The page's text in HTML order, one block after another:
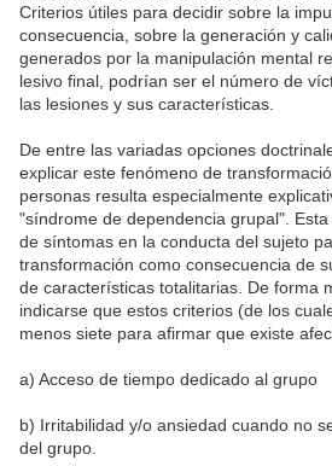
Criterios útiles para decidir sobre la
consecuencia, sobre la generación y
generados por la manipulación mental
lesivo final, podrían ser el número de
las lesiones y sus características.
De entre las variadas opciones
explicar este fenómeno de
personas resulta especialmente
"síndrome de dependencia grupal".
de síntomas en la conducta del sujeto
transformación como consecuencia de
de características totalitarias. De forma
indicarse que estos criterios (de los
menos siete para afirmar que existe
a) Acceso de tiempo dedicado al grupo
b) Irritabilidad y/o ansiedad cuando no
del grupo.